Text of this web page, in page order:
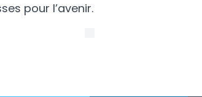
pour l’avenir.